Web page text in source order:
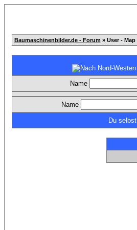
Baumaschinenbilder.de - Forum » User - Map
Name
Name
Du selbst